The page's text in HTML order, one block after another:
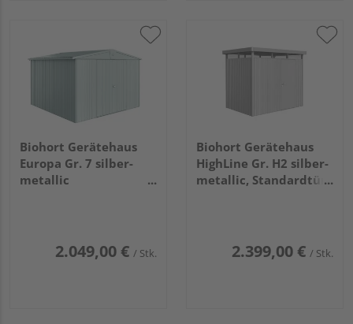
Biohort Gerätehaus
Europa Gr. 7 silber-
metallic
2.049,00 € / Stk.
Biohort Gerätehaus
HighLine Gr. H2 silber-
metallic, Standardtür
2.399,00 € / Stk.